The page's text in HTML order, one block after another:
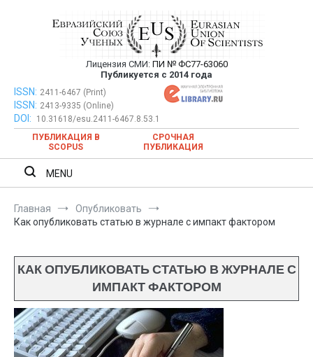
Евразийский Союз Ученых —
публикация научных статей в
ежемесячном научном журнале
Лицензия СМИ: ПИ № ФС77-63060
Публикуется с 2014 года
Евразийский Союз Ученых — публикация научных статей в
ежемесячном научном журнале
ISSN: 2411-6467 (Print)
ISSN: 2413-9335 (Online)
DOI:
10.31618/esu.2411-6467.8.53.1
ПУБЛИКАЦИЯ В
SCOPUS
СРОЧНАЯ
ПУБЛИКАЦИЯ
MENU
Главная
Опубликовать
Как опубликовать статью в журнале с импакт фактором
КАК ОПУБЛИКОВАТЬ СТАТЬЮ В ЖУРНАЛЕ С
ИМПАКТ ФАКТОРОМ